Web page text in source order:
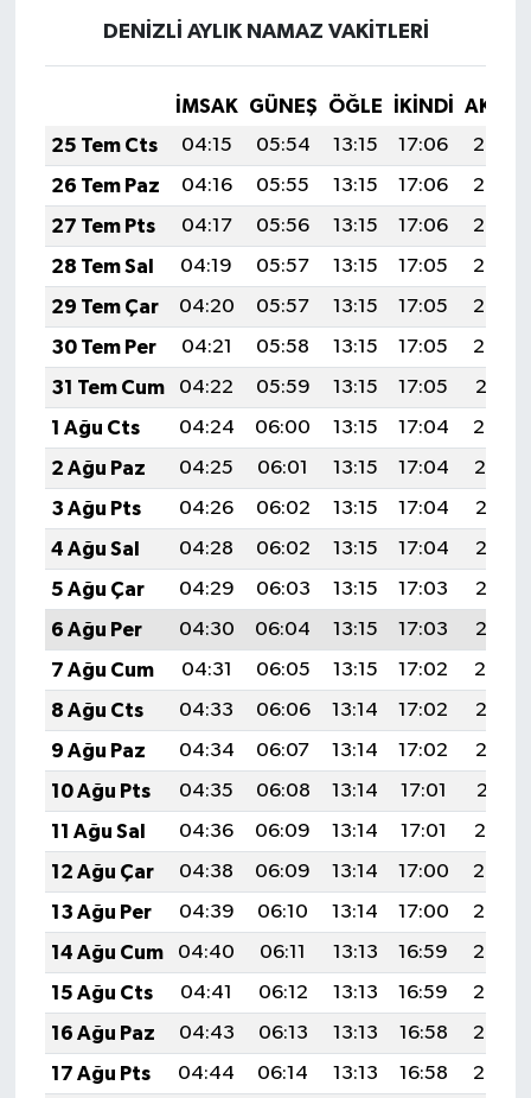
DENİZLİ AYLIK NAMAZ VAKITLERI
İMSAK GÜNEŞ ÖĞLE İKINDI
25 Tem Cts
04:15 05:54 13:15 17:06
20:26
26 Tem Paz
04:16 05:55 13:15 17:06
20:26
27 Tem Pts
04:17 05:56 13:15 17:06
20:25
28 Tem Sal
04:19 05:57 13:15 17:05
20:24
29 Tem Çar
04:20 05:57 13:15 17:05
20:23
30 Tem Per
04:21 05:58 13:15 17:05
20:22
31 Tem Cum
04:22 05:59 13:15 17:05
20:21
1 Ağu Cts
04:24 06:00 13:15 17:04
20:20
2 Ağu Paz
04:25 06:01 13:15 17:04
20:19
3 Ağu Pts
04:26 06:02 13:15 17:04
20:18
4 Ağu Sal
04:28 06:02 13:15 17:04
20:17
5 Ağu Çar
04:29 06:03 13:15 17:03
20:16
6 Ağu Per
04:30 06:04 13:15 17:03
20:15
7 Ağu Cum
04:31 06:05 13:15 17:02
20:14
8 Ağu Cts
04:33 06:06 13:14 17:02
20:13
9 Ağu Paz
04:34 06:07 13:14 17:02
20:12
10 Ağu Pts
04:35 06:08 13:14 17:01
20:11
11 Ağu Sal
04:36 06:09 13:14 17:01
20:10
12 Ağu Çar
04:38 06:09 13:14 17:00
20:08
13 Ağu Per
04:39 06:10 13:14 17:00
20:07
14 Ağu Cum
04:40 06:11 13:13 16:59
20:06
15 Ağu Cts
04:41 06:12 13:13 16:59
20:05
16 Ağu Paz
04:43 06:13 13:13 16:58
20:03
17 Ağu Pts
04:44 06:14 13:13 16:58
20:02